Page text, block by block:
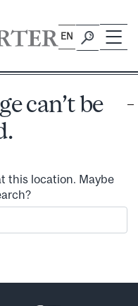
EN
can’t be
this location. Maybe